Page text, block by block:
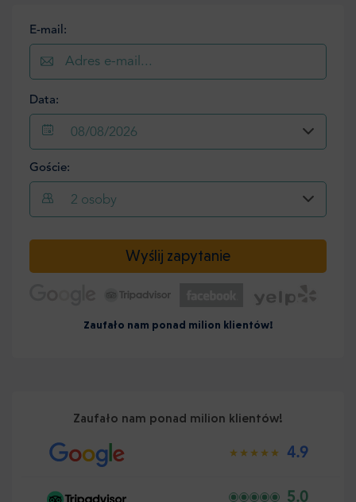
E-mail:
Data:
08/08/2026
Goście:
2 osoby
Wyślij zapytanie
Zaufało nam ponad milion klientów!
Zaufało nam ponad milion klientów!
4.9
5.0